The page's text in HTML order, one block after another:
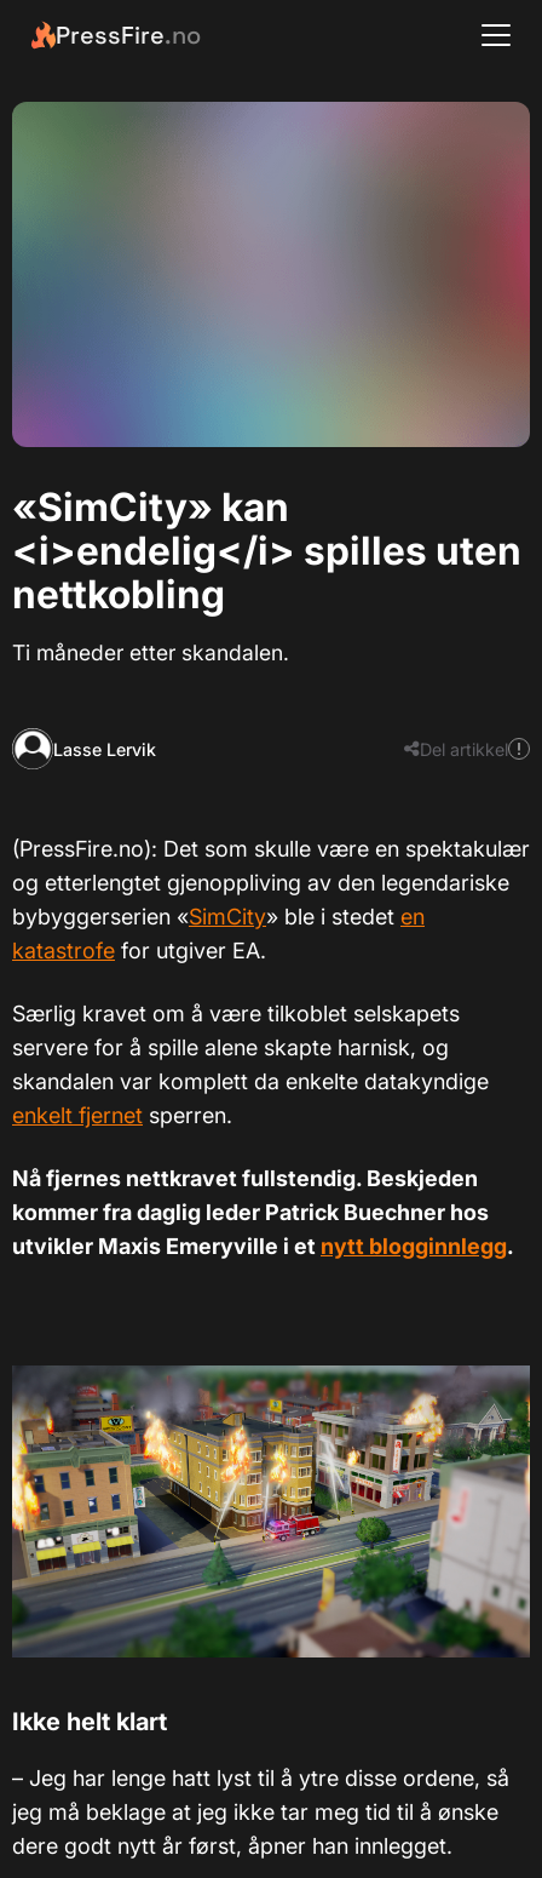
PressFire.no
«SimCity» kan
<i>endelig</i> spilles uten
nettkobling
Ti måneder etter skandalen.
Lasse Lervik Del artikkel
(PressFire.no): Det som skulle være en spektakulær
og etterlengtet gjenoppliving av den legendariske
bybyggerserien «SimCity» ble i stedet en
katastrofe for utgiver EA.
Særlig kravet om å være tilkoblet selskapets
servere for å spille alene skapte harnisk, og
skandalen var komplett da enkelte datakyndige
enkelt fjernet sperren.
Nå fjernes nettkravet fullstendig. Beskjeden
kommer fra daglig leder Patrick Buechner hos
utvikler Maxis Emeryville i et nytt blogginnlegg.
Ikke helt klart
– Jeg har lenge hatt lyst til å ytre disse ordene, så
jeg må beklage at jeg ikke tar meg tid til å ønske
dere godt nytt år først, åpner han innlegget.